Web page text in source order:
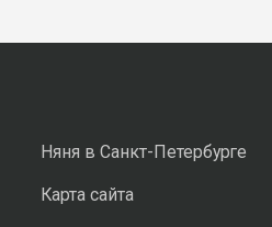
Няня в Санкт-Петербурге
Карта сайта